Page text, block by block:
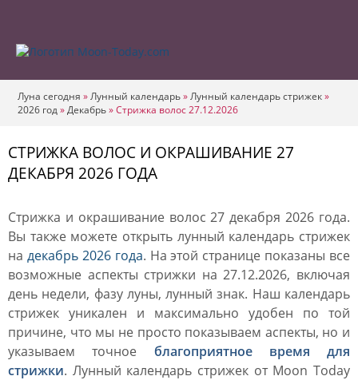
Луна сегодня »Лунный календарь»Лунный календарь стрижек»
2026 год»Декабрь»Стрижка волос 27.12.2026
СТРИЖКА ВОЛОС И ОКРАШИВАНИЕ 27
ДЕКАБРЯ 2026 ГОДА
Стрижка и окрашивание волос 27 декабря 2026 года.
Вы также можете открыть лунный календарь стрижек
на декабрь 2026 года. На этой странице показаны все
возможные аспекты стрижки на 27.12.2026, включая
день недели, фазу луны, лунный знак. Наш календарь
стрижек уникален и максимально удобен по той
причине, что мы не просто показываем аспекты, но и
указываем точное благоприятное время для
стрижки. Лунный календарь стрижек от Moon Today